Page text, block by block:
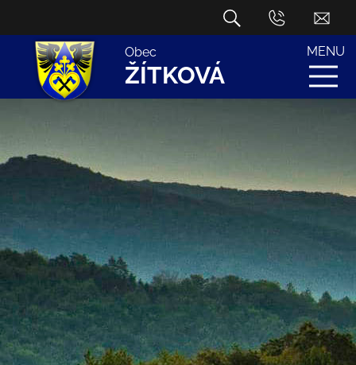
Obec
ŽÍTKOVÁ
MENU